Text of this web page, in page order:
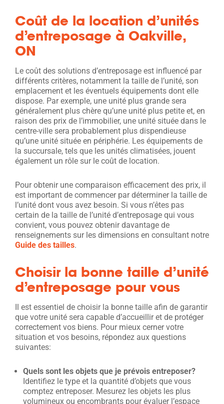
Coût de la location d’unités
d’entreposage à Oakville,
ON
Le coût des solutions d’entreposage est influencé par
différents critères, notamment la taille de l’unité, son
emplacement et les éventuels équipements dont elle
dispose. Par exemple, une unité plus grande sera
généralement plus chère qu’une unité plus petite et, en
raison des prix de l’immobilier, une unité située dans le
centre-ville sera probablement plus dispendieuse
qu’une unité située en périphérie. Les équipements de
la succursale, tels que les unités climatisées, jouent
également un rôle sur le coût de location.
Pour obtenir une comparaison efficacement des prix, il
est important de commencer par déterminer la taille de
l’unité dont vous avez besoin. Si vous n’êtes pas
certain de la taille de l’unité d’entreposage qui vous
convient, vous pouvez obtenir davantage de
renseignements sur les dimensions en consultant notre
Guide des tailles.
Choisir la bonne taille d’unité
d’entreposage pour vous
Il est essentiel de choisir la bonne taille afin de garantir
que votre unité sera capable d’accueillir et de protéger
correctement vos biens. Pour mieux cerner votre
situation et vos besoins, répondez aux questions
suivantes:
Quels sont les objets que je prévois entreposer?
Identifiez le type et la quantité d’objets que vous
comptez entreposer. Mesurez les objets les plus
volumineux ou encombrants pour évaluer l’espace